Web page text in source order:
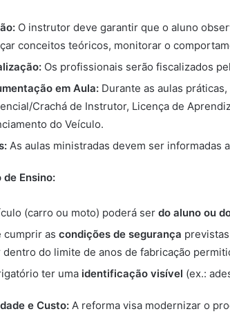
O instrutor deve garantir que o aluno
conceitos teóricos, monitorar o
Os profissionais serão fiscalizados
em Aula: Durante as aulas
Crachá de Instrutor, Licença de
do Veículo.
As aulas ministradas devem ser informadas
de Ensino:
(carro ou moto) poderá ser do aluno ou
cumprir as condições de segurança
dentro do limite de anos de fabricação
ter uma identificação visível (ex.:
e Custo: A reforma visa modernizar o